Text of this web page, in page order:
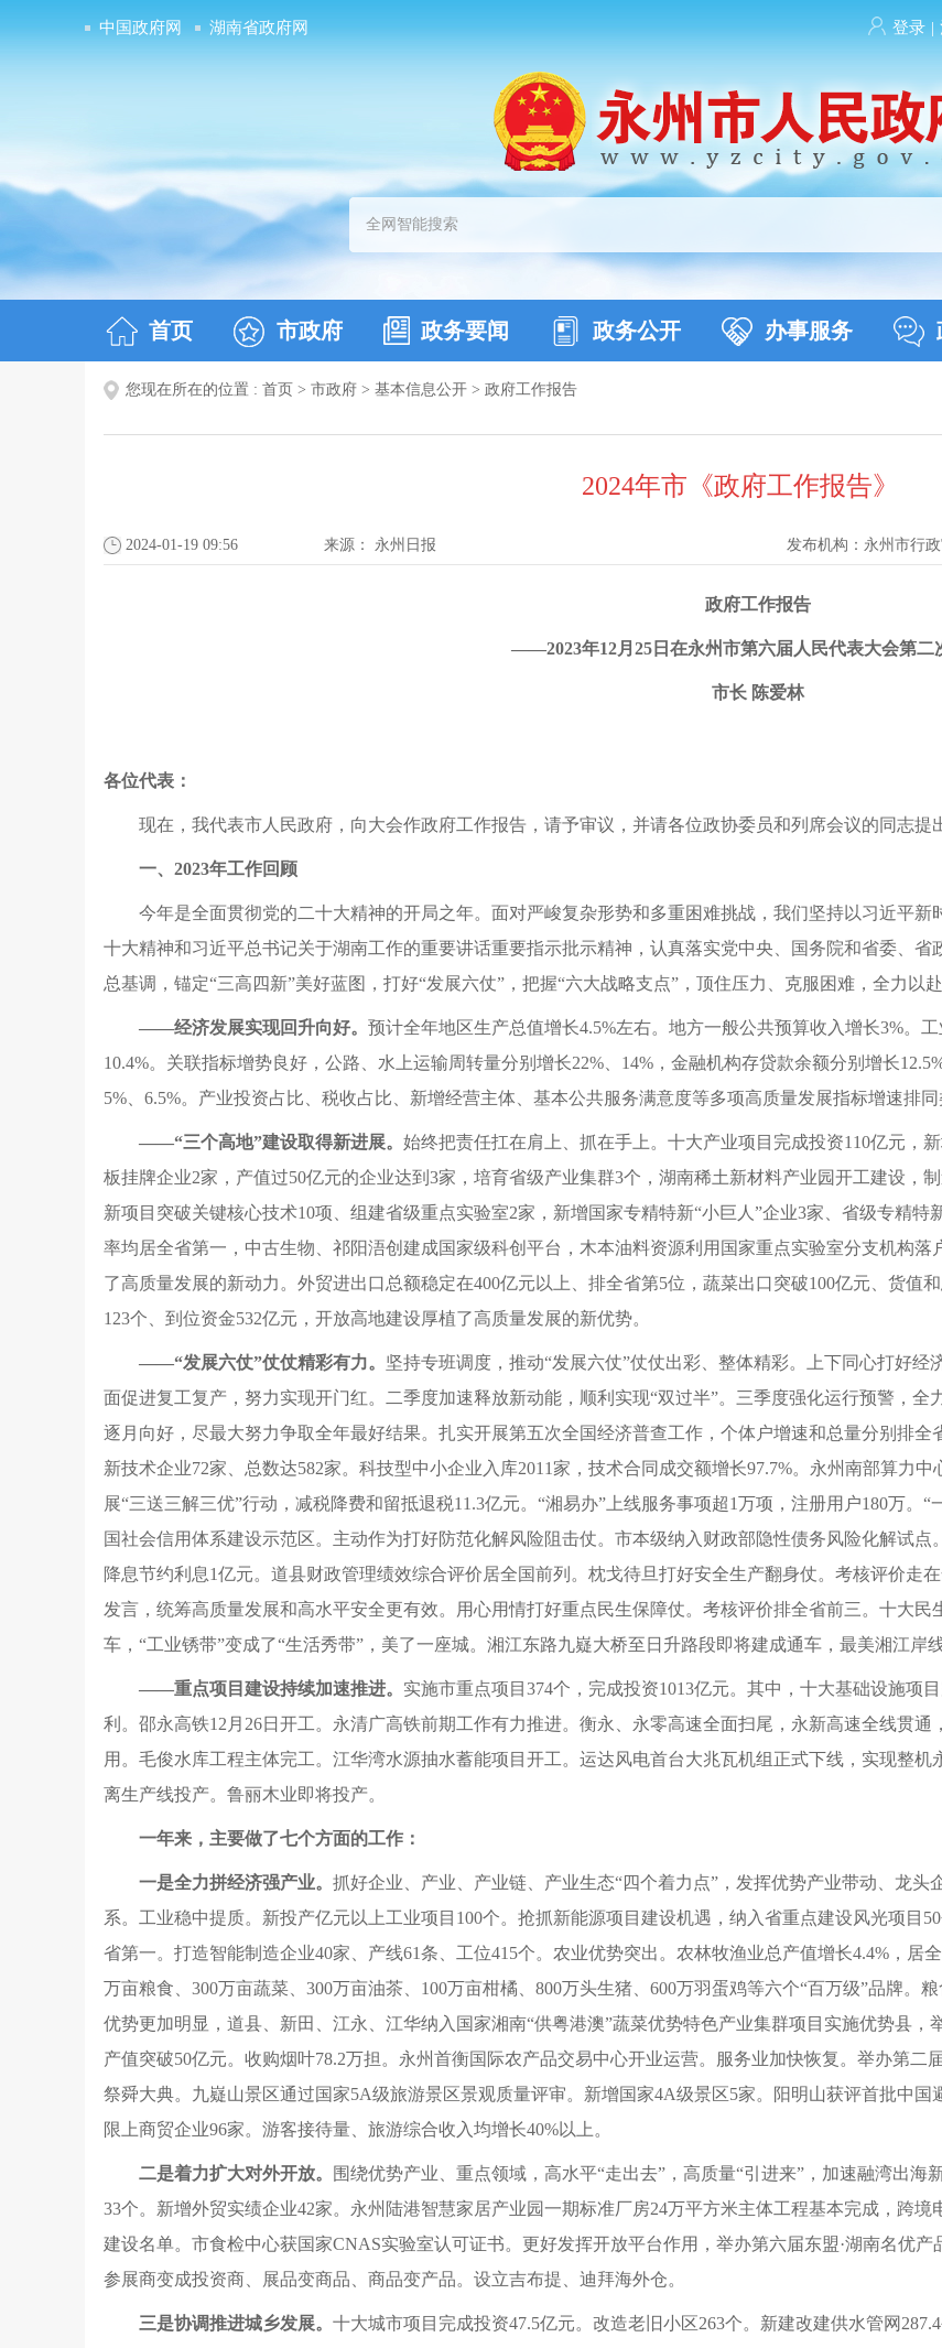
中国政府网 湖南省政府网 登录 |
首页 市政府 政务要闻 政务公开 办事服务
您现在所在的位置 : 首页 > 市政府 > 基本信息公开 > 政府工作报告
2024年市《政府工作报告》
2024-01-19 09:56 来源： 永州日报 发布机构： 永州市行
政府工作报告
——2023年12月25日 在永州市第六届人民代表大会第二
市长 陈爱林
各位代表：
现在，我代表市人民政府，向大会作政府工作报告，请予审议，并请各位政协委员和列席会议的同志提
一、2023年工作回顾
今年是全面贯彻党的二十大精神的开局之年。面对严峻复杂形势和多重困难挑战，我们坚持以习近平
十大精神和习近平总书记关于湖南工作的重要讲话重要指示批示精神，认真落实党中央、国务院和省委、
总基调，锚定“三高四新”美好蓝图，打好“发展六仗”，把握“六大战略支点”，顶住压力、克服困难，全力以
——经济发展实现回升向好。 预计全年地区生产总值增长4.5%左右。地方一般公共预算收入增长3%。
10.4%。关联指标增势良好，公路、水上运输周转量分别增长22%、14%，金融机构存贷款余额分别增长
5%、6.5%。产业投资占比、税收占比、新增经营主体、基本公共服务满意度等多项高质量发展指标增速排同
——“三个高地”建设取得新进展。 始终把责任扛在肩上、抓在手上。十大产业项目完成投资110亿元，
板挂牌企业2家，产值过50亿元的企业达到3家，培育省级产业集群3个，湖南稀土新材料产业园开工建设，
新项目突破关键核心技术10项、组建省级重点实验室2家，新增国家专精特新“小巨人”企业3家、省级专精
率均居全省第一，中古生物、祁阳浯创建成国家级科创平台，木本油料资源利用国家重点实验室分支机构
了高质量发展的新动力。外贸进出口总额稳定在400亿元以上、排全省第5位，蔬菜出口突破100亿元、货值
123个、到位资金532亿元，开放高地建设厚植了高质量发展的新优势。
——“发展六仗”仗仗精彩有力。 坚持专班调度，推动“发展六仗”仗仗出彩、整体精彩。上下同心打好
面促进复工复产，努力实现开门红。二季度加速释放新动能，顺利实现“双过半”。三季度强化运行预警，
逐月向好，尽最大努力争取全年最好结果。扎实开展第五次全国经济普查工作，个体户增速和总量分别排
新技术企业72家、总数达582家。科技型中小企业入库2011家，技术合同成交额增长97.7%。永州南部算力
展“三送三解三优”行动，减税降费和留抵退税11.3亿元。“湘易办”上线服务事项超1万项，注册用户180万。
国社会信用体系建设示范区。主动作为打好防范化解风险阻击仗。市本级纳入财政部隐性债务风险化解试点
降息节约利息1亿元。道县财政管理绩效综合评价居全国前列。枕戈待旦打好安全生产翻身仗。考核评价走
发言，统筹高质量发展和高水平安全更有效。用心用情打好重点民生保障仗。考核评价排全省前三。十大
车，“工业锈带”变成了“生活秀带”，美了一座城。湘江东路九嶷大桥至日升路段即将建成通车，最美湘江岸
——重点项目建设持续加速推进。 实施市重点项目374个，完成投资1013亿元。其中，十大基础设施项
利。邵永高铁12月26日开工。永清广高铁前期工作有力推进。衡永、永零高速全面扫尾，永新高速全线贯
用。毛俊水库工程主体完工。江华湾水源抽水蓄能项目开工。运达风电首台大兆瓦机组正式下线，实现整
离生产线投产。鲁丽木业即将投产。
一年来，主要做了七个方面的工作：
一是全力拼经济强产业。 抓好企业、产业、产业链、产业生态“四个着力点”，发挥优势产业带动、龙
系。工业稳中提质。新投产亿元以上工业项目100个。抢抓新能源项目建设机遇，纳入省重点建设风光项目
省第一。打造智能制造企业40家、产线61条、工位415个。农业优势突出。农林牧渔业总产值增长4.4%，居
万亩粮食、300万亩蔬菜、300万亩油茶、100万亩柑橘、800万头生猪、600万羽蛋鸡等六个“百万级”品牌。
优势更加明显，道县、新田、江永、江华纳入国家湘南“供粤港澳”蔬菜优势特色产业集群项目实施优势县
产值突破50亿元。收购烟叶78.2万担。永州首衡国际农产品交易中心开业运营。服务业加快恢复。举办第
祭舜大典。九嶷山景区通过国家5A级旅游景区景观质量评审。新增国家4A级景区5家。阳明山获评首批中
限上商贸企业96家。游客接待量、旅游综合收入均增长40%以上。
二是着力扩大对外开放。
围绕优势产业、重点领域，高水平“走出去”，高质量“引进来”，加速融湾出海
33个。新增外贸实绩企业42家。永州陆港智慧家居产业园一期标准厂房24万平方米主体工程基本完成，跨
建设名单。市食检中心获国家CNAS实验室认可证书。更好发挥开放平台作用，举办第六届东盟·湖南名优
参展商变成投资商、展品变商品、商品变产品。设立吉布提、迪拜海外仓。
三是协调推进城乡发展。 十大城市项目完成投资47.5亿元。改造老旧小区263个。新建改建供水管网